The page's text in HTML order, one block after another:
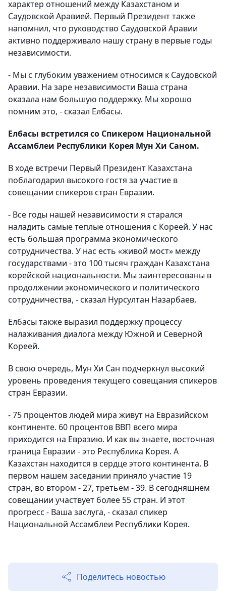
характер отношений между Казахстаном и
Саудовской Аравией. Первый Президент также
напомнил, что руководство Саудовской Аравии
активно поддерживало нашу страну в первые годы
независимости.
- Мы с глубоким уважением относимся к Саудовской
Аравии. На заре независимости Ваша страна
оказала нам большую поддержку. Мы хорошо
помним это, - сказал Елбасы.
Елбасы встретился со Спикером Национальной
Ассамблеи Республики Корея Мун Хи Саном.
В ходе встречи Первый Президент Казахстана
поблагодарил высокого гостя за участие в
совещании спикеров стран Евразии.
- Все годы нашей независимости я старался
наладить самые теплые отношения с Кореей. У нас
есть большая программа экономического
сотрудничества. У нас есть «живой мост» между
государствами - это 100 тысяч граждан Казахстана
корейской национальности. Мы заинтересованы в
продолжении экономического и политического
сотрудничества, - сказал Нурсултан Назарбаев.
Елбасы также выразил поддержку процессу
налаживания диалога между Южной и Северной
Кореей.
В свою очередь, Мун Хи Сан подчеркнул высокий
уровень проведения текущего совещания спикеров
стран Евразии.
- 75 процентов людей мира живут на Евразийском
континенте. 60 процентов ВВП всего мира
приходится на Евразию. И как вы знаете, восточная
граница Евразии - это Республика Корея. А
Казахстан находится в сердце этого континента. В
первом нашем заседании приняло участие 19
стран, во втором - 27, третьем - 39. В сегодняшнем
совещании участвует более 55 стран. И этот
прогресс - Ваша заслуга, - сказал спикер
Национальной Ассамблеи Республики Корея.
Поделитесь новостью